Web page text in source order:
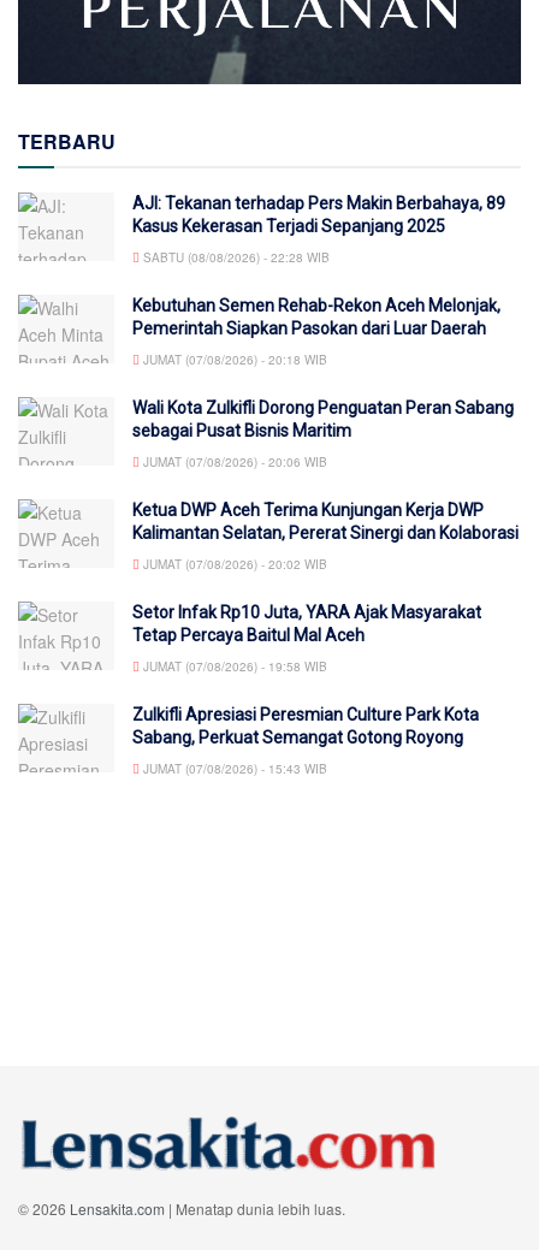
TERBARU
AJI: Tekanan terhadap Pers Makin Berbahaya, 89
Kasus Kekerasan Terjadi Sepanjang 2025
SABTU (08/08/2026) - 22:28 WIB
Kebutuhan Semen Rehab-Rekon Aceh Melonjak,
Pemerintah Siapkan Pasokan dari Luar Daerah
JUMAT (07/08/2026) - 20:18 WIB
Wali Kota Zulkifli Dorong Penguatan Peran Sabang
sebagai Pusat Bisnis Maritim
JUMAT (07/08/2026) - 20:06 WIB
Ketua DWP Aceh Terima Kunjungan Kerja DWP
Kalimantan Selatan, Pererat Sinergi dan Kolaborasi
JUMAT (07/08/2026) - 20:02 WIB
Setor Infak Rp10 Juta, YARA Ajak Masyarakat
Tetap Percaya Baitul Mal Aceh
JUMAT (07/08/2026) - 19:58 WIB
Zulkifli Apresiasi Peresmian Culture Park Kota
Sabang, Perkuat Semangat Gotong Royong
JUMAT (07/08/2026) - 15:43 WIB
© 2026 Lensakita.com | Menatap dunia lebih luas.